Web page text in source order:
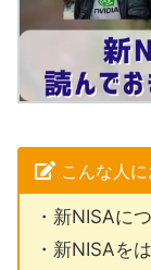
こんな人
・新NISAに
・新NISAを